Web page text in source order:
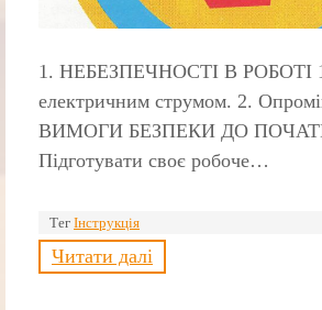
1. НЕБЕЗПЕЧНОСТI В РОБОТI
електричним струмом. 2.
ВИМОГИ БЕЗПЕКИ ДО
Підготувати своє робоче…
Тег Інструкція
Читати далі